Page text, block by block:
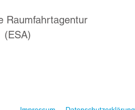
Raumfahrtagentur
(ESA)